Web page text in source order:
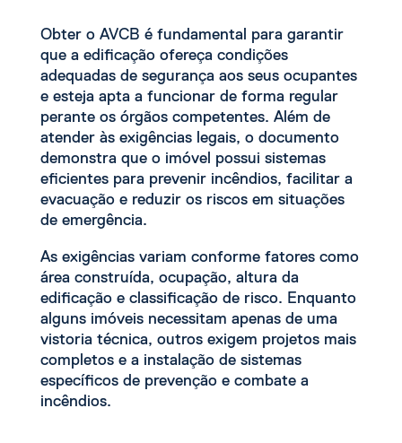
Obter o AVCB é fundamental para garantir
que a edificação ofereça condições
adequadas de segurança aos seus ocupantes
e esteja apta a funcionar de forma regular
perante os órgãos competentes. Além de
atender às exigências legais, o documento
demonstra que o imóvel possui sistemas
eficientes para prevenir incêndios, facilitar a
evacuação e reduzir os riscos em situações
de emergência.
As exigências variam conforme fatores como
área construída, ocupação, altura da
edificação e classificação de risco. Enquanto
alguns imóveis necessitam apenas de uma
vistoria técnica, outros exigem projetos mais
completos e a instalação de sistemas
específicos de prevenção e combate a
incêndios.